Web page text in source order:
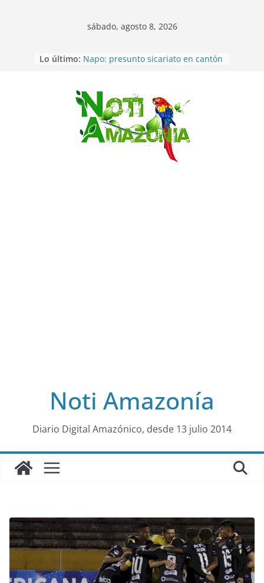
Saltar
al
sábado, agosto 8, 2026
Lo último: Napo: presunto sicariato en cantón
desaparecidos fueron encontrados
muertos en Puerto lopez
Sentencian a 34 años de prisión a
implicados en caso de Alison,
oriunda de Tena
Vozinha, el arquero sensación de
cabo Verde, ya llegó para
Noti Amazonía
Diario Digital Amazónico, desde 13 julio 2014